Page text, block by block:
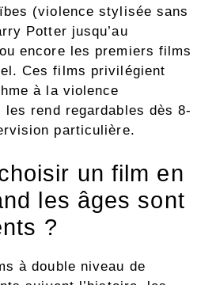
(violence stylisée sans
Potter jusqu’au
encore les premiers films
Ces films privilégient
à la violence
les rend regardables dès 8-
particulière.
un film en
les âges sont
?
à double niveau de